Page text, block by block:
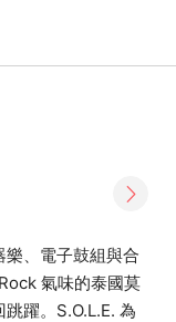
、電子鼓組與合
氣味的泰國莫
躍。S.O.L.E. 為